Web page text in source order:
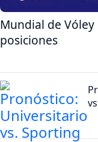
Mundial de
posiciones